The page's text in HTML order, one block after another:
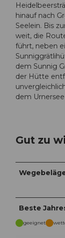
hinauf nach
Seelein. Bis
weit, die
führt, neben
dem Sunnig
der Hütte
dem
Gut zu
Beste
geeignet